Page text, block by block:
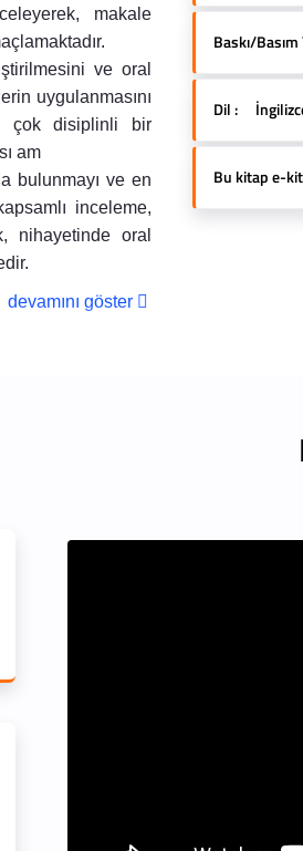
makale
ve oral
uygulanmasını
çok disiplinli bir
am
bulunmayı ve en
inceleme,
nihayetinde oral
devamını göster
Baskı/Basım
Dil :
Bu kitap e-